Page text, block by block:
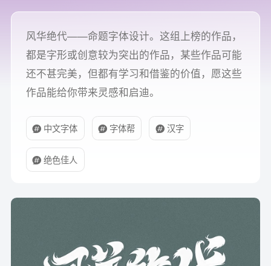
风华绝代——命题字体设计。这组上榜的作品，
都是字形或创意较为突出的作品，某些作品可能
还不甚完美，但都有学习和借鉴的价值，愿这些
作品能给你带来灵感和启迪。
中文字体 字体帮 汉字
绝色佳人